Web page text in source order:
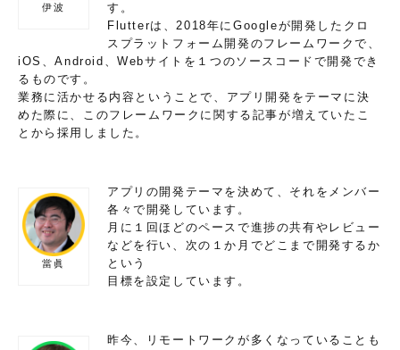
伊波
す。
Flutterは、2018年にGoogleが開発したクロ
スプラットフォーム開発のフレームワークで、
iOS、Android、Webサイトを１つのソースコードで開発でき
るものです。
業務に活かせる内容ということで、アプリ開発をテーマに決
めた際に、このフレームワークに関する記事が増えていたこ
とから採用しました。
當眞
アプリの開発テーマを決めて、それをメンバー
各々で開発しています。
月に１回ほどのペースで進捗の共有やレビュー
などを行い、次の１か月でどこまで開発するか
という
目標を設定しています。
昨今、リモートワークが多くなっていることも